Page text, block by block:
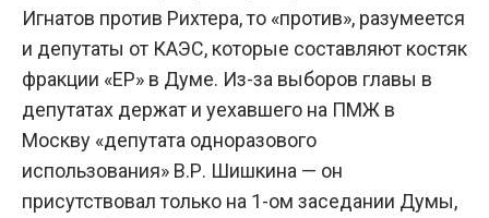
Игнатов против Рихтера, то «против», разумеется
и депутаты от КАЭС, которые составляют костяк
фракции «ЕР» в Думе. Из-за выборов главы в
депутатах держат и уехавшего на ПМЖ в
Москву «депутата одноразового
использования» В.Р. Шишкина — он
присутствовал только на 1-ом заседании Думы,